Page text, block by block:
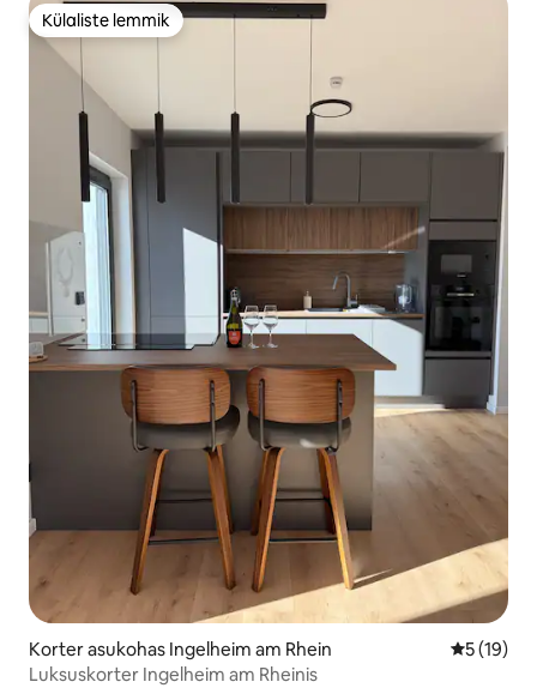
Külaliste lemmik
Külaliste lemmik
Korter asukohas Ingelheim am Rhein Keskmine
5 (19)
Luksuskorter Ingelheim am Rheinis